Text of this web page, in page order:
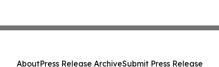
AboutPress Release ArchiveSubmit Press Release